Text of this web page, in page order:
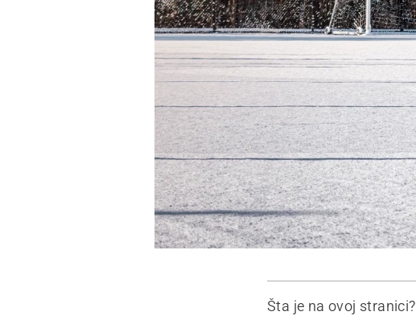
Šta je na ovoj stranici?